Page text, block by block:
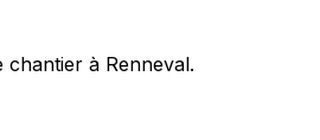
à Renneval.